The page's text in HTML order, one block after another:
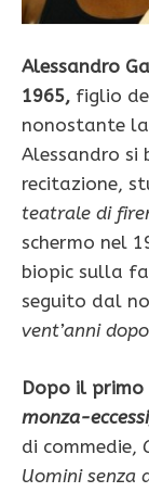
Alessandro
1965, figlio
nonostante
Alessandro
recitazione,
teatrale di
schermo nel
biopic sulla
seguito dal
vent’anni
Dopo il
monza-
di commedie,
Uomini senza